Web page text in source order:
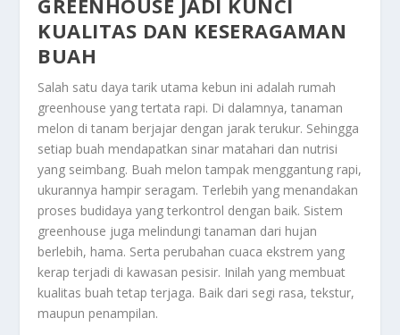
KUALITAS DAN KESERAGAMAN
BUAH
Salah satu daya tarik utama kebun ini adalah rumah
greenhouse yang tertata rapi. Di dalamnya, tanaman
melon di tanam berjajar dengan jarak terukur. Sehingga
setiap buah mendapatkan sinar matahari dan nutrisi
yang seimbang. Buah melon tampak menggantung rapi,
ukurannya hampir seragam. Terlebih yang menandakan
proses budidaya yang terkontrol dengan baik. Sistem
greenhouse juga melindungi tanaman dari hujan
berlebih, hama. Serta perubahan cuaca ekstrem yang
kerap terjadi di kawasan pesisir. Inilah yang membuat
kualitas buah tetap terjaga. Baik dari segi rasa, tekstur,
maupun penampilan.